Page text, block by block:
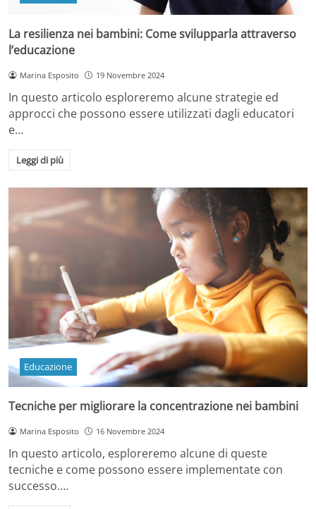
La resilienza nei bambini: Come svilupparla attraverso
l’educazione
Marina Esposito 19 Novembre 2024
In questo articolo esploreremo alcune strategie ed
approcci che possono essere utilizzati dagli educatori
e…
Leggi di più
Educazione
Tecniche per migliorare la concentrazione nei bambini
Marina Esposito 16 Novembre 2024
In questo articolo, esploreremo alcune di queste
tecniche e come possono essere implementate con
successo.…